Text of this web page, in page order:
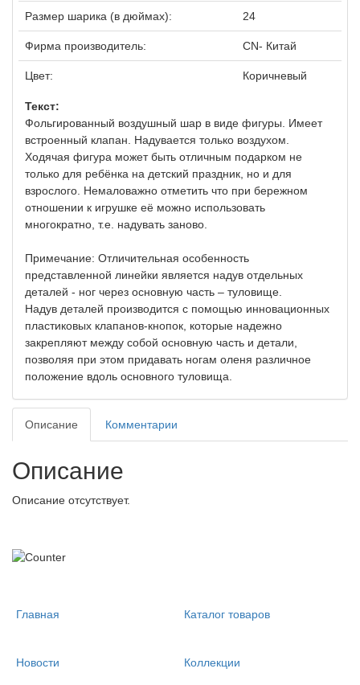
Размер шарика (в дюймах): 24
Фирма производитель: CN- Китай
Цвет: Коричневый
Текст:
Фольгированный воздушный шар в виде фигуры. Имеет
встроенный клапан. Надувается только воздухом.
Ходячая фигура может быть отличным подарком не
только для ребёнка на детский праздник, но и для
взрослого. Немаловажно отметить что при бережном
отношении к игрушке её можно использовать
многократно, т.е. надувать заново.
Примечание: Отличительная особенность
представленной линейки является надув отдельных
деталей - ног через основную часть – туловище.
Надув деталей производится с помощью инновационных
пластиковых клапанов-кнопок, которые надежно
закрепляют между собой основную часть и детали,
позволяя при этом придавать ногам оленя различное
положение вдоль основного туловища.
Описание Комментарии
Описание
Описание отсутствует.
Главная Каталог товаров
Новости Коллекции